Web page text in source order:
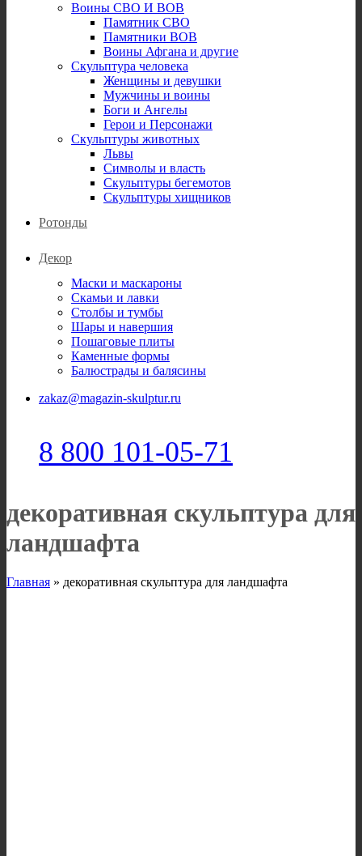
Воины СВО И ВОВ
Памятник СВО
Памятники ВОВ
Воины Афгана и другие
Скульптура человека
Женщины и девушки
Мужчины и воины
Боги и Ангелы
Герои и Персонажи
Скульптуры животных
Львы
Символы и власть
Скульптуры бегемотов
Скульптуры хищников
Ротонды
Декор
Маски и маскароны
Скамьи и лавки
Столбы и тумбы
Шары и навершия
Пошаговые плиты
Каменные формы
Балюстрады и балясины
zakaz@magazin-skulptur.ru
8 800 101-05-71
декоративная скульптура для
ландшафта
Главная » декоративная скульптура для ландшафта